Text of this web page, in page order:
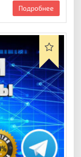
Подробнее